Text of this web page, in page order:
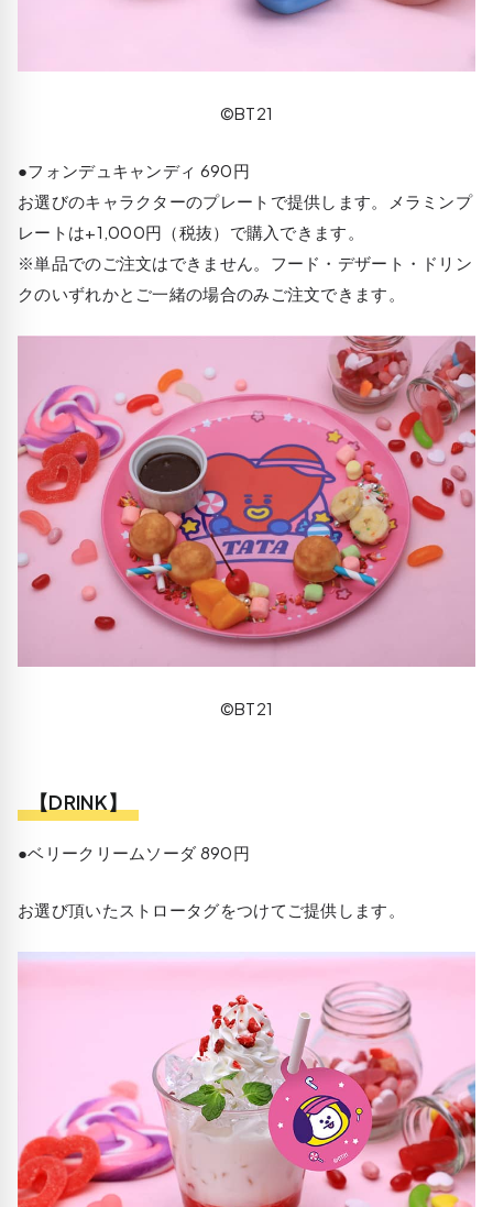
©BT21
●フォンデュキャンディ 690円
お選びのキャラクターのプレートで提供します。メラミンプ
レートは+1,000円（税抜）で購入できます。
※単品でのご注文はできません。フード・デザート・ドリン
クのいずれかとご一緒の場合のみご注文できます。
©BT21
【DRINK】
●ベリークリームソーダ 890円
お選び頂いたストロータグをつけてご提供します。